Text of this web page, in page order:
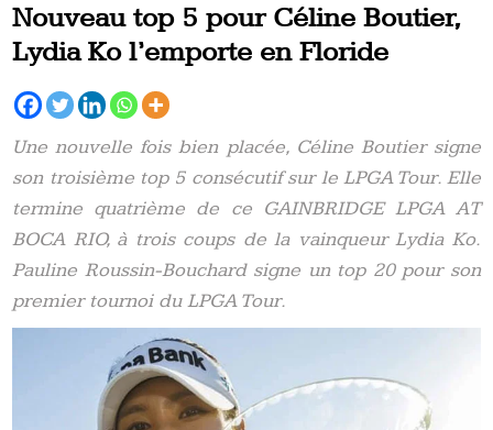
Nouveau top 5 pour Céline Boutier,
Lydia Ko l’emporte en Floride
Une nouvelle fois bien placée, Céline Boutier signe
son troisième top 5 consécutif sur le LPGA Tour. Elle
termine quatrième de ce GAINBRIDGE LPGA AT
BOCA RIO, à trois coups de la vainqueur Lydia Ko.
Pauline Roussin-Bouchard signe un top 20 pour son
premier tournoi du LPGA Tour.